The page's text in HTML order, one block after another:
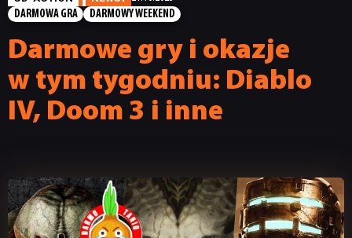
DARMOWA GRA
DARMOWY WEEKEND
Darmowe gry i okazje
w tym tygodniu: Diablo
IV, Doom 3 i inne